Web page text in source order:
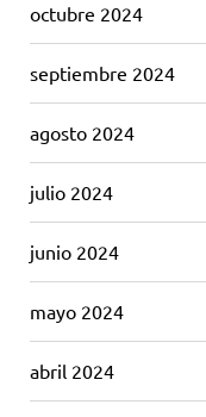
octubre 2024
septiembre 2024
agosto 2024
julio 2024
junio 2024
mayo 2024
abril 2024